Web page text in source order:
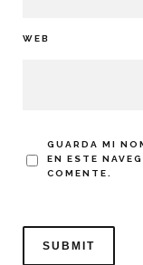
WEB
GUARDA MI
EN ESTE
COMENTE.